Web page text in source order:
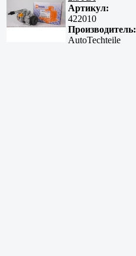
Артикул:
422010
Производитель:
AutoTechteile